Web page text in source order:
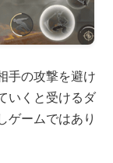
手の攻撃を避け
いくと受けるダ
ゲームではあり